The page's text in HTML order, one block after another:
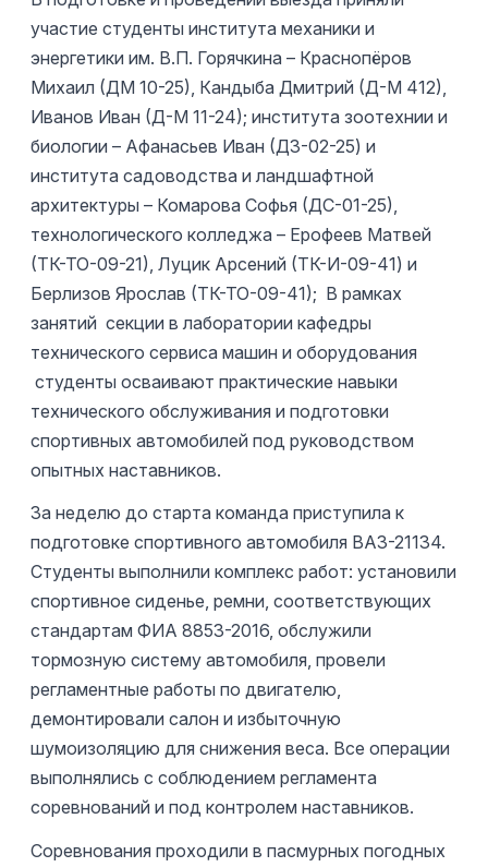
участие студенты института механики и
энергетики им. В.П. Горячкина – Краснопёров
Михаил (ДМ 10-25), Кандыба Дмитрий (Д-М 412),
Иванов Иван (Д-М 11-24); института зоотехнии и
биологии – Афанасьев Иван (ДЗ-02-25) и
института садоводства и ландшафтной
архитектуры – Комарова Софья (ДС-01-25),
технологического колледжа – Ерофеев Матвей
(ТК-ТО-09-21), Луцик Арсений (ТК-И-09-41) и
Берлизов Ярослав (ТК-ТО-09-41); В рамках
занятий секции в лаборатории кафедры
технического сервиса машин и оборудования
студенты осваивают практические навыки
технического обслуживания и подготовки
спортивных автомобилей под руководством
опытных наставников.
За неделю до старта команда приступила к
подготовке спортивного автомобиля ВАЗ-21134.
Студенты выполнили комплекс работ: установили
спортивное сиденье, ремни, соответствующих
стандартам ФИА 8853-2016, обслужили
тормозную систему автомобиля, провели
регламентные работы по двигателю,
демонтировали салон и избыточную
шумоизоляцию для снижения веса. Все операции
выполнялись с соблюдением регламента
соревнований и под контролем наставников.
Соревнования проходили в пасмурных погодных